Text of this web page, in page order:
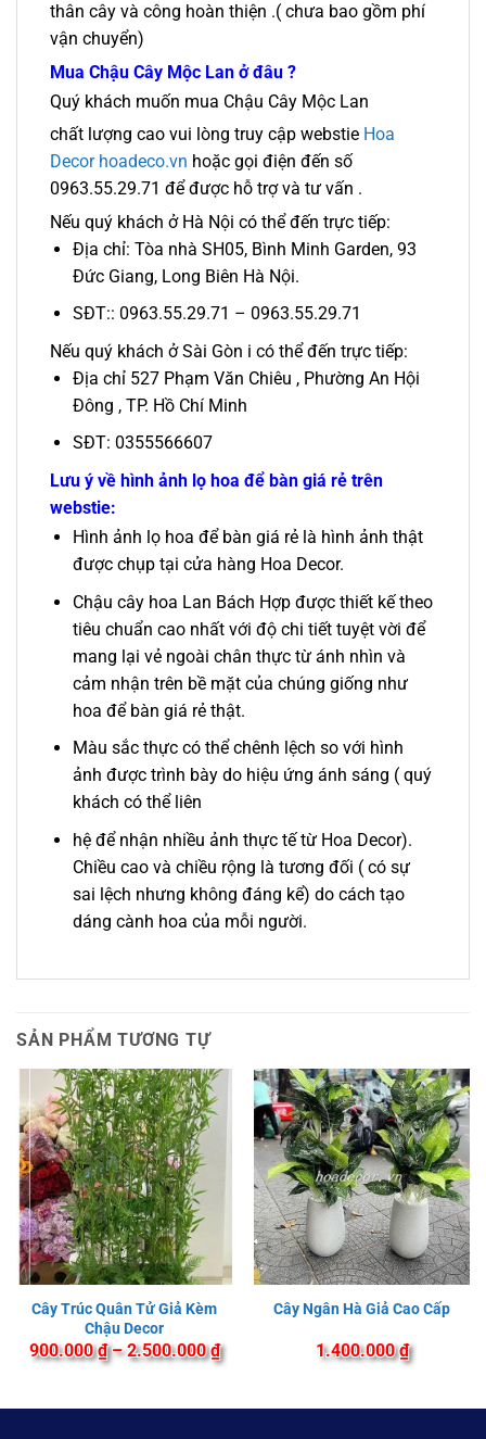
thân cây và công hoàn thiện .( chưa bao gồm phí
vận chuyển)
Mua Chậu Cây Mộc Lan ở đâu ?
Quý khách muốn mua Chậu Cây Mộc Lan
chất lượng cao vui lòng truy cập webstie Hoa
Decor hoadeco.vn hoặc gọi điện đến số
0963.55.29.71 để được hỗ trợ và tư vấn .
Nếu quý khách ở Hà Nội có thể đến trực tiếp:
Địa chỉ: Tòa nhà SH05, Bình Minh Garden, 93
Đức Giang, Long Biên Hà Nội.
SĐT:: 0963.55.29.71 – 0963.55.29.71
Nếu quý khách ở Sài Gòn i có thể đến trực tiếp:
Địa chỉ 527 Phạm Văn Chiêu , Phường An Hội
Đông , TP. Hồ Chí Minh
SĐT: 0355566607
Lưu ý về hình ảnh lọ hoa để bàn giá rẻ trên
webstie:
Hình ảnh lọ hoa để bàn giá rẻ là hình ảnh thật
được chụp tại cửa hàng Hoa Decor.
Chậu cây hoa Lan Bách Hợp được thiết kế theo
tiêu chuẩn cao nhất với độ chi tiết tuyệt vời để
mang lại vẻ ngoài chân thực từ ánh nhìn và
cảm nhận trên bề mặt của chúng giống như
hoa để bàn giá rẻ thật.
Màu sắc thực có thể chênh lệch so với hình
ảnh được trình bày do hiệu ứng ánh sáng ( quý
khách có thể liên
hệ để nhận nhiều ảnh thực tế từ Hoa Decor).
Chiều cao và chiều rộng là tương đối ( có sự
sai lệch nhưng không đáng kể) do cách tạo
dáng cành hoa của mỗi người.
SẢN PHẨM TƯƠNG TỰ
Cây Trúc Quân Tử Giả Kèm
Chậu Decor
900.000₫ – 2.500.000₫Khoảng
giá:
Cây Ngân Hà Giả Cao Cấp
1.400.000₫